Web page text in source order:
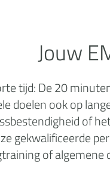
Jouw
tijd: De 20
doelen ook op
of
gekwalificeerde
of